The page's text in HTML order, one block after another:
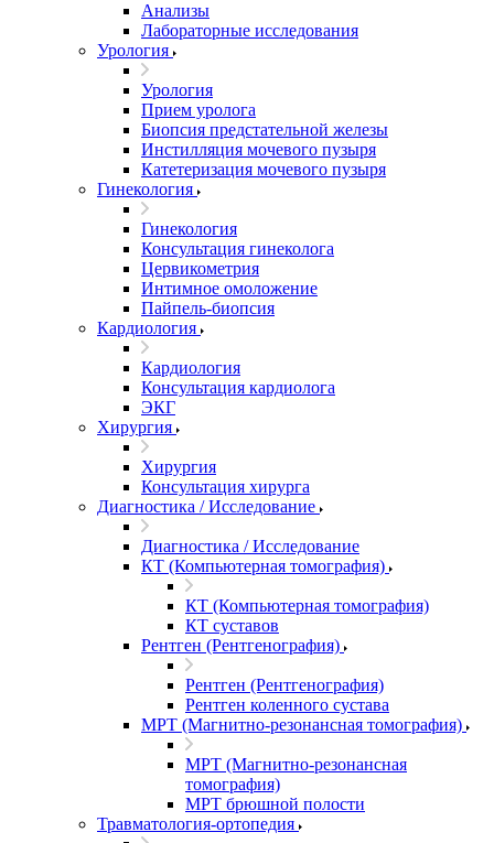
Анализы
Лабораторные исследования
Урология
Урология
Прием уролога
Биопсия предстательной железы
Инстилляция мочевого пузыря
Катетеризация мочевого пузыря
Гинекология
Гинекология
Консультация гинеколога
Цервикометрия
Интимное омоложение
Пайпель-биопсия
Кардиология
Кардиология
Консультация кардиолога
ЭКГ
Хирургия
Хирургия
Консультация хирурга
Диагностика / Исследование
Диагностика / Исследование
КТ (Компьютерная томография)
КТ (Компьютерная томография)
КТ суставов
Рентген (Рентгенография)
Рентген (Рентгенография)
Рентген коленного сустава
МРТ (Магнитно-резонансная томография)
МРТ (Магнитно-резонансная
томография)
МРТ брюшной полости
Травматология-ортопедия